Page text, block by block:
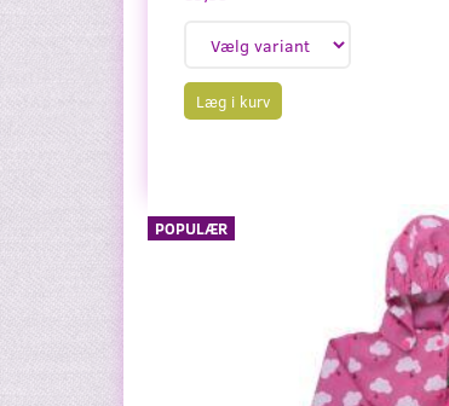
Læg i kurv
POPULÆR